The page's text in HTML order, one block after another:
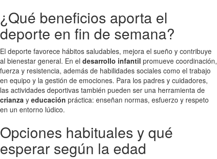
¿Qué beneficios aporta el
deporte en fin de semana?
El deporte favorece hábitos saludables, mejora el sueño y contribuye
al bienestar general. En el desarrollo infantil promueve coordinación,
fuerza y resistencia, además de habilidades sociales como el trabajo
en equipo y la gestión de emociones. Para los padres y cuidadores,
las actividades deportivas también pueden ser una herramienta de
crianza y educación práctica: enseñan normas, esfuerzo y respeto
en un entorno lúdico.
Opciones habituales y qué
esperar según la edad